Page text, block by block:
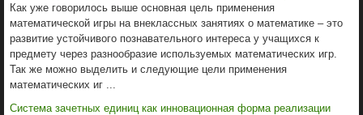
Как уже говорилось выше основная цель применения
математической игры на внеклассных занятиях о математике – это
развитие устойчивого познавательного интереса у учащихся к
предмету через разнообразие используемых математических игр.
Так же можно выделить и следующие цели применения
математических иг ...
Система зачетных единиц как инновационная форма реализации